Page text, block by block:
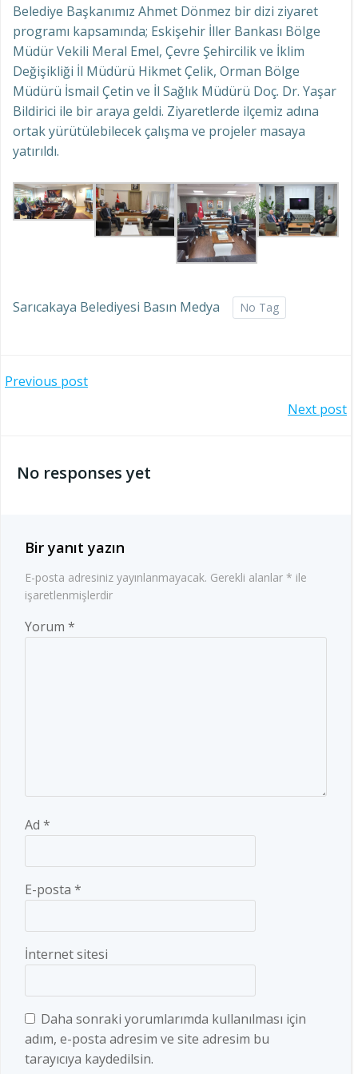
Belediye Başkanımız Ahmet Dönmez bir dizi ziyaret
programı kapsamında; Eskişehir İller Bankası Bölge
Müdür Vekili Meral Emel, Çevre Şehircilik ve İklim
Değişikliği İl Müdürü Hikmet Çelik, Orman Bölge
Müdürü İsmail Çetin ve İl Sağlık Müdürü Doç. Dr. Yaşar
Bildirici ile bir araya geldi. Ziyaretlerde ilçemiz adına
ortak yürütülebilecek çalışma ve projeler masaya
yatırıldı.
Sarıcakaya Belediyesi Basın Medya No Tag
Yazı
Previous post
gezinmesi
Next post
No responses yet
Bir yanıt yazın
E-posta adresiniz yayınlanmayacak. Gerekli alanlar * ile
işaretlenmişlerdir
Yorum *
Ad *
E-posta *
İnternet sitesi
Daha sonraki yorumlarımda kullanılması için
adım, e-posta adresim ve site adresim bu
tarayıcıya kaydedilsin.